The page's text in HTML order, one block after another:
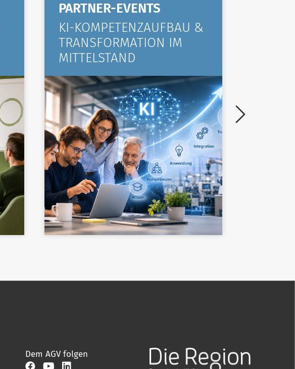
PARTNER-EVENTS
KI-KOMPETENZAUFBAU &
TRANSFORMATION IM
MITTELSTAND
Dem AGV folgen